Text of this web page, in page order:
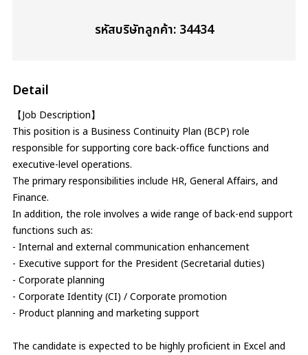
รหัสบริษัทลูกค้า: 34434
Detail
【Job Description】
This position is a Business Continuity Plan (BCP) role
responsible for supporting core back-office functions and
executive-level operations.
The primary responsibilities include HR, General Affairs, and
Finance.
In addition, the role involves a wide range of back-end support
functions such as:
- Internal and external communication enhancement
- Executive support for the President (Secretarial duties)
- Corporate planning
- Corporate Identity (CI) / Corporate promotion
- Product planning and marketing support
The candidate is expected to be highly proficient in Excel and